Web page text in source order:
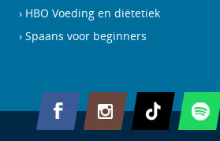
HBO Voeding en diëtetiek
Spaans voor beginners